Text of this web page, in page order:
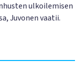
ulkoilemisen
Juvonen vaatii.